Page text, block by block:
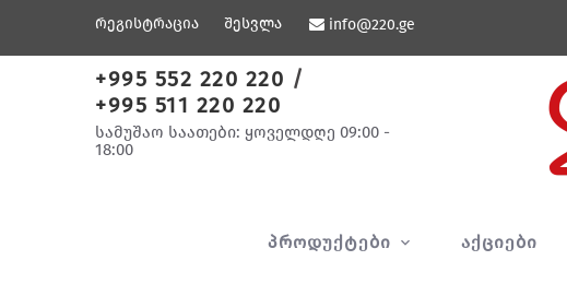
რეგისტრაცია შესვლა info@220.ge
+995 552 220 220 /
+995 511 220 220
სამუშაო საათები: ყოველდღე 09:00 -
18:00
ᲞᲠᲝᲓᲣᲥᲢᲔᲑᲘ ᲐᲥᲪᲘᲔᲑᲘ